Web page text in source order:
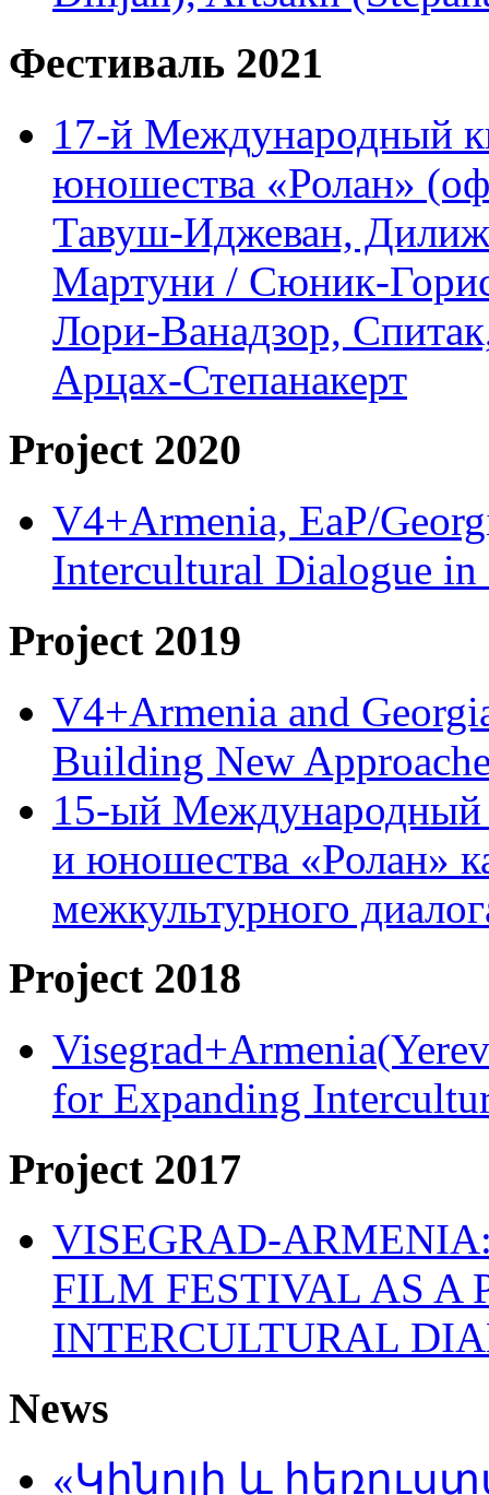
Фестиваль 2021
17-й Международный
юношества «Ролан»
Тавуш-Иджеван,
Мартуни / Сюник-
Лори-Ванадзор,
Арцах-Степанакерт
Project 2020
V4+Armenia, EaP/
Intercultural Dialogue
Project 2019
V4+Armenia and
Building New
15-ый Международный
и юношества «Ролан»
межкультурного
Project 2018
for Expanding
Project 2017
VISEGRAD-
FILM FESTIVAL AS A
INTERCULTURAL
News
«Կինոյի և